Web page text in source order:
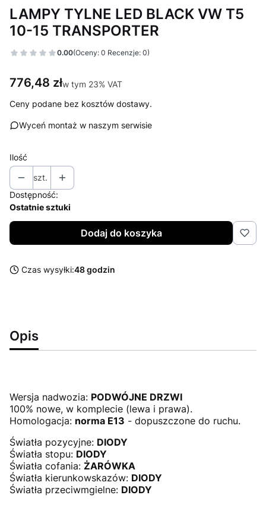
LAMPY TYLNE LED BLACK VW T5
10-15 TRANSPORTER
0.00(Oceny: 0 Recenzje: 0)
Cena
776,48 złw tym 23% VAT
w tym 23% VAT
Ceny podane bez kosztów dostawy.
Wyceń montaż w naszym serwisie
Ilość
szt.
Dostępność:
Ostatnie sztuki
Dodaj do koszyka
Czas wysyłki:48 godzin
Opis
Wersja nadwozia: PODWÓJNE DRZWI
100% nowe, w komplecie (lewa i prawa).
Homologacja: norma E13 - dopuszczone do ruchu.
Światła pozycyjne: DIODY
Światła stopu: DIODY
Światła cofania: ŻARÓWKA
Światła kierunkowskazów: DIODY
Światła przeciwmgielne: DIODY